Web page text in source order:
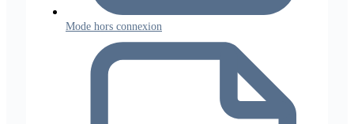
Mode hors connexion